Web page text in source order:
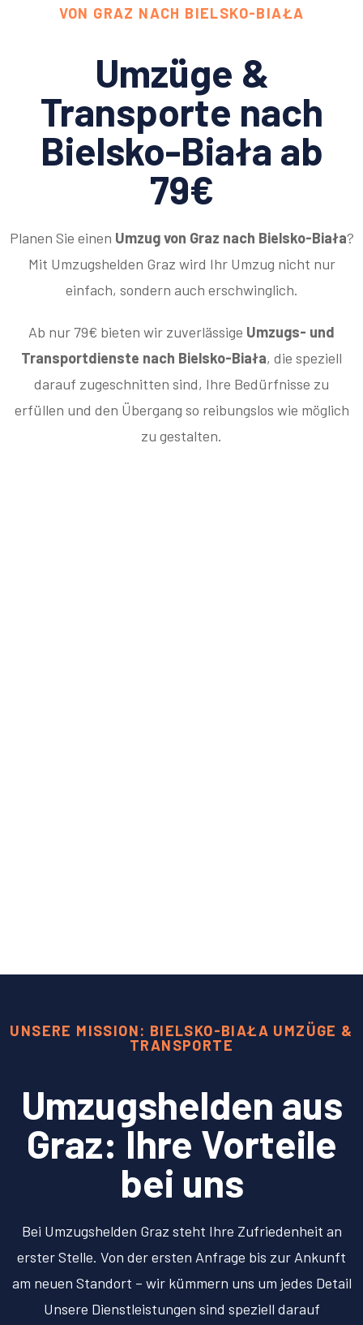
VON GRAZ NACH BIELSKO-BIAŁA
Umzüge &
Transporte nach
Bielsko-Biała ab
79€
Planen Sie einen Umzug von Graz nach Bielsko-Biała?
Mit Umzugshelden Graz wird Ihr Umzug nicht nur
einfach, sondern auch erschwinglich.
Ab nur 79€ bieten wir zuverlässige Umzugs- und
Transportdienste nach Bielsko-Biała, die speziell
darauf zugeschnitten sind, Ihre Bedürfnisse zu
erfüllen und den Übergang so reibungslos wie möglich
zu gestalten.
UNSERE MISSION: BIELSKO-BIAŁA UMZÜGE &
TRANSPORTE
Umzugshelden aus
Graz: Ihre Vorteile
bei uns
Bei Umzugshelden Graz steht Ihre Zufriedenheit an
erster Stelle. Von der ersten Anfrage bis zur Ankunft
am neuen Standort – wir kümmern uns um jedes Detail
Unsere Dienstleistungen sind speziell darauf